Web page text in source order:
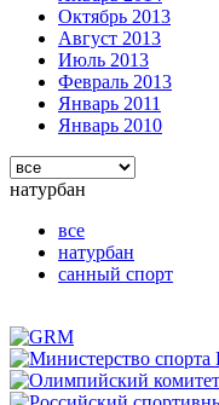
Октябрь 2013
Август 2013
Июль 2013
Февраль 2013
Январь 2011
Январь 2010
натурбан
все
натурбан
санный спорт